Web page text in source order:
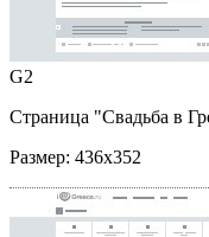
G2
Страница "Свадьба в
Размер: 436x352